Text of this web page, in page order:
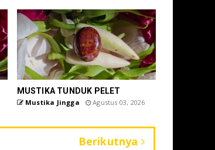
MUSTIKA TUNDUK PELET
Mustika Jingga Agustus 03, 2026
Berikutnya